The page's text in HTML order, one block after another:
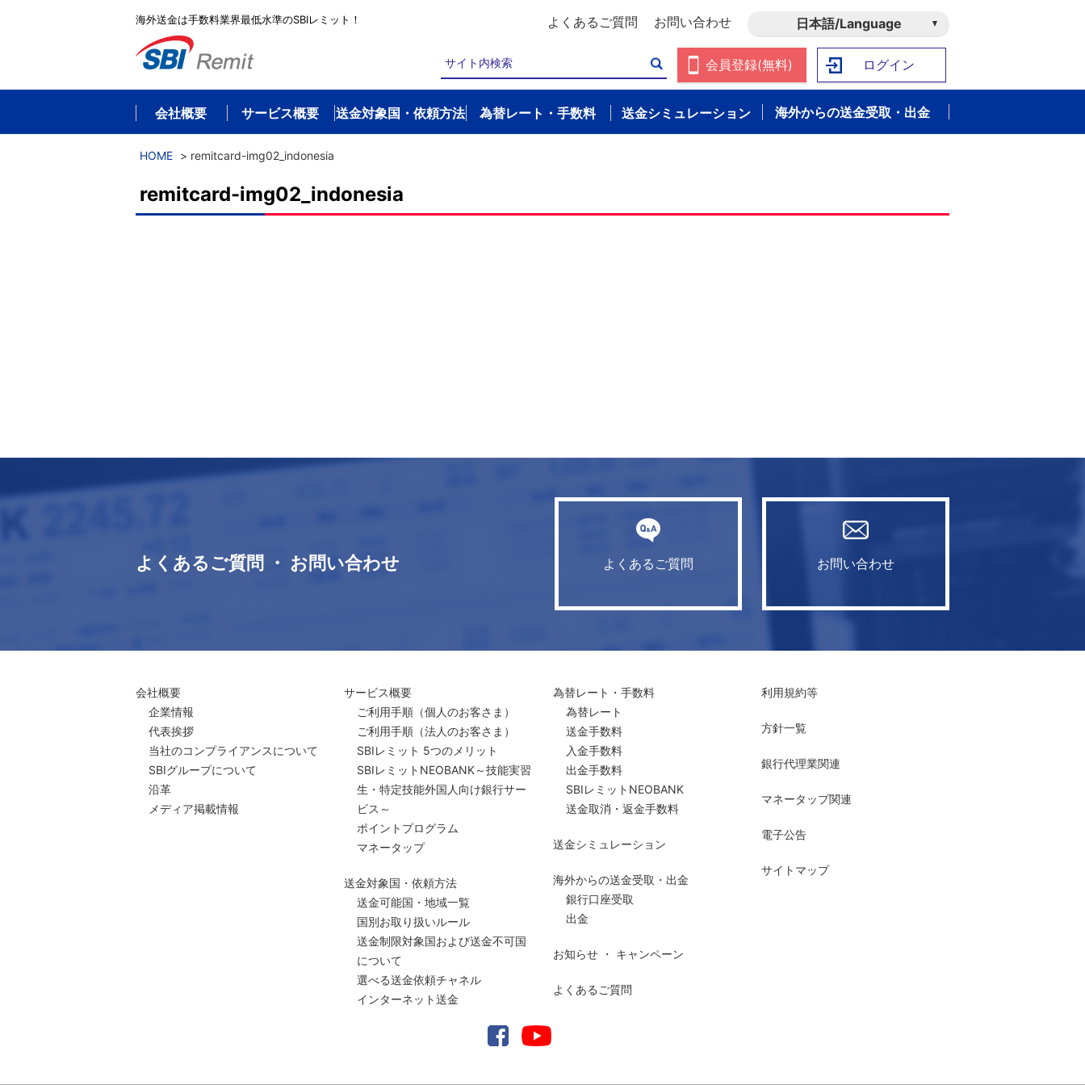
海外送金は手数料業界最低水準のSBIレミット！ よくあるご質問 お問い合わせ 日本語/Language
会員登録(無料) ログイン
会社概要 サービス概要 送金対象国・依頼方法 為替レート・手数料 送金シミュレーション 海外からの送金受取・出金
HOME > remitcard-img02_indonesia
remitcard-img02_indonesia
よくあるご質問 ・ お問い合わせ よくあるご質問 お問い合わせ
会社概要
企業情報
代表挨拶
当社のコンプライアンスについて
SBIグループについて
沿革
メディア掲載情報
サービス概要
ご利用手順 （個人のお客さま）
ご利用手順 （法人のお客さま）
SBIレミット 5つのメリット
SBIレミットNEOBANK～技能実習
生・特定技能外国人向け銀行サー
ビス～
ポイントプログラム
マネータップ
送金対象国・依頼方法
送金可能国・地域一覧
国別お取り扱いルール
送金制限対象国および送金不可国
について
選べる送金依頼チャネル
インターネット送金
為替レート・手数料
為替レート
送金手数料
入金手数料
出金手数料
SBIレミットNEOBANK
送金取消・返金手数料
送金シミュレーション
海外からの送金受取・出金
銀行口座受取
出金
お知らせ ・ キャンペーン
よくあるご質問
利用規約等
方針一覧
銀行代理業関連
マネータップ関連
電子公告
サイトマップ